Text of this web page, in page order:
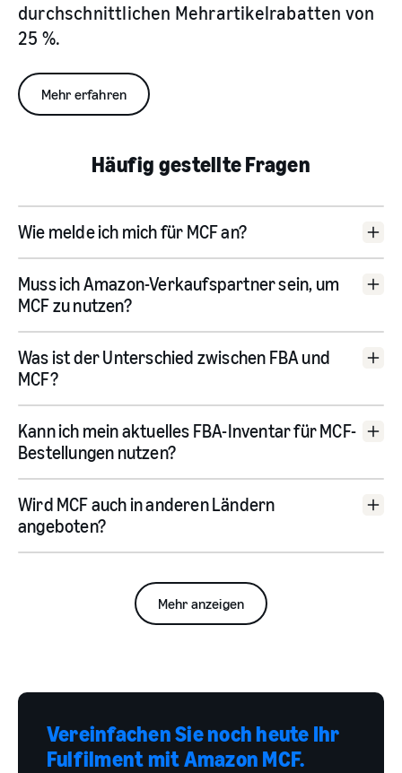
durchschnittlichen Mehrartikelrabatten von
25 %.
Mehr erfahren
Häufig gestellte Fragen
Wie melde ich mich für MCF an?
hier
Muss ich Amazon-Verkaufspartner sein, um
MCF zu nutzen?
Was ist der Unterschied zwischen FBA und
MCF?
Kann ich mein aktuelles FBA-Inventar für MCF-
Bestellungen nutzen?
Wird MCF auch in anderen Ländern
angeboten?
Mehr anzeigen
Vereinfachen Sie noch heute Ihr
Fulfilment mit Amazon MCF.